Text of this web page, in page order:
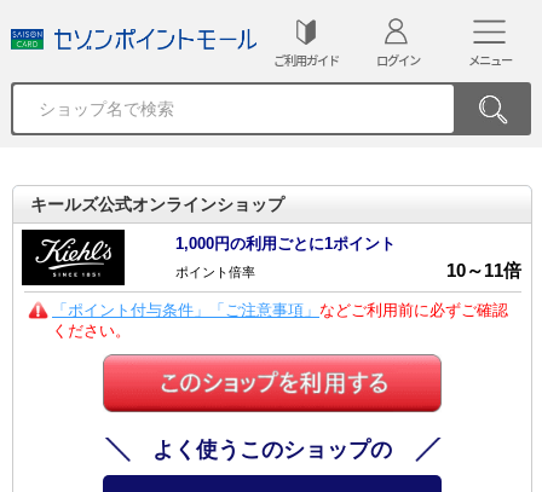
ご利用ガイド ログイン メニュー
キールズ公式オンラインショップ
1,000円の利用ごとに1ポイント
ポイント倍率 10～11倍
「ポイント付与条件」「ご注意事項」 などご利用前に必ずご確認
ください。
よく使うこのショップの